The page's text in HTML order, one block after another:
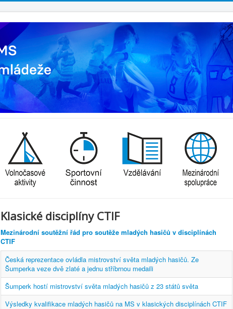
Klasické disciplíny CTIF
Mezinárodní soutěžní řád pro soutěže mladých hasičů v disciplínách
CTIF
Česká reprezentace ovládla mistrovství světa mladých hasičů. Ze
Šumperka veze dvě zlaté a jednu stříbrnou medaili
Šumperk hostí mistrovství světa mladých hasičů z 23 států světa
Výsledky kvalifikace mladých hasičů na MS v klasických disciplínách CTIF